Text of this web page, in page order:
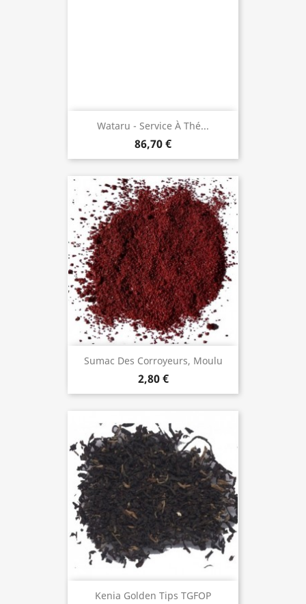
Wataru - Service À Thé...
86,70 €
Sumac Des Corroyeurs, Moulu
2,80 €
Kenia Golden Tips TGFOP